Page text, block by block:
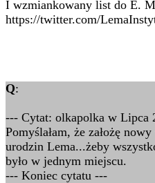
I wzmiankowany list do E.
https://twitter.com/
Q:
--- Cytat: olkapolka w Lipca
Pomyślałam, że założę
urodzin Lema...żeby
było w jednym miejscu.
--- Koniec cytatu ---